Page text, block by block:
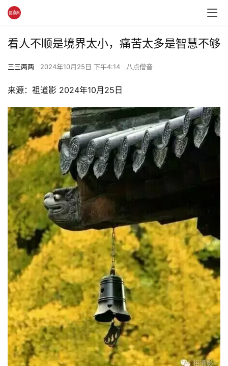
看人不顺是境界太小，痛苦太多是智慧不够
三三两两 2024年10月25日 下午4:14 八点僧音
来源：祖道影 2024年10月25日